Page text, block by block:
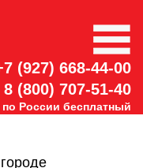
(927) 668-44-00
8 (800) 707-51-40
России бесплатный